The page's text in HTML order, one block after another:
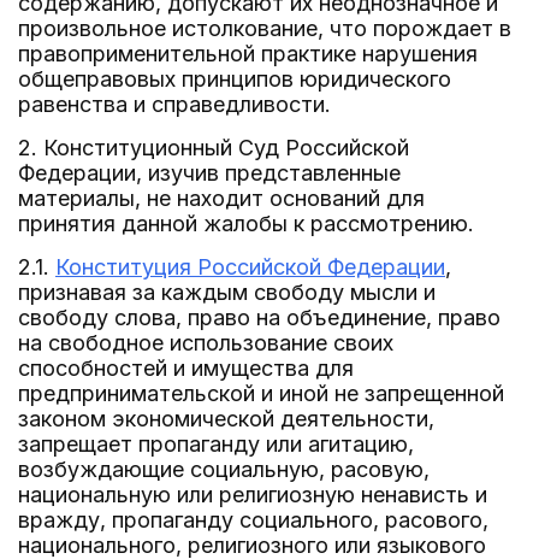
произвольное истолкование, что порождает в
правоприменительной практике нарушения
общеправовых принципов юридического
равенства и справедливости.
2. Конституционный Суд Российской
Федерации, изучив представленные
материалы, не находит оснований для
принятия данной жалобы к рассмотрению.
2.1. Конституция Российской Федерации,
признавая за каждым свободу мысли и
свободу слова, право на объединение, право
на свободное использование своих
способностей и имущества для
предпринимательской и иной не запрещенной
законом экономической деятельности,
запрещает пропаганду или агитацию,
возбуждающие социальную, расовую,
национальную или религиозную ненависть и
вражду, пропаганду социального, расового,
национального, религиозного или языкового